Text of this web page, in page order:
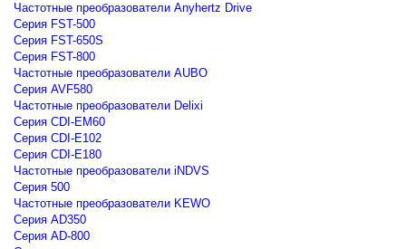
Частотные преобразователи Anyhertz Drive
Серия FST-500
Серия FST-650S
Серия FST-800
Частотные преобразователи AUBO
Серия AVF580
Частотные преобразователи Delixi
Серия CDI-EM60
Серия CDI-E102
Серия CDI-E180
Частотные преобразователи iNDVS
Серия 500
Частотные преобразователи KEWO
Серия AD350
Серия AD-800